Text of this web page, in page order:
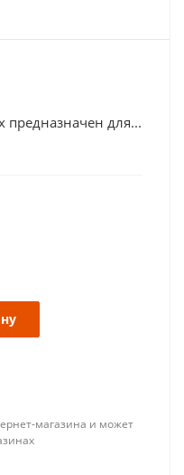
предназначен для...
магазина и может